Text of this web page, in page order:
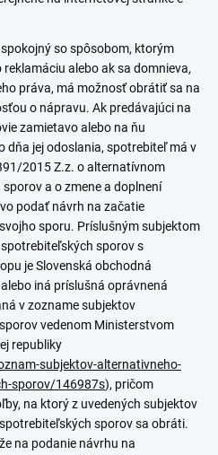
so spôsobom, ktorým
alebo ak sa domnieva,
práva, má možnosť obrátiť sa na
o nápravu. Ak predávajúci na
zamietavo alebo na ňu
dňa jej odoslania, spotrebiteľ má v
2015 Z.z. o alternatívnom
a o zmene a doplnení
podať návrh na začatie
sporu. Príslušným subjektom
sporov s
je Slovenská obchodná
iná príslušná oprávnená
v zozname subjektov
vedenom Ministerstvom
republiky
subjektov-alternativneho-
sporov/146987s), pričom
na ktorý z uvedených subjektov
sporov sa obráti.
na podanie návrhu na